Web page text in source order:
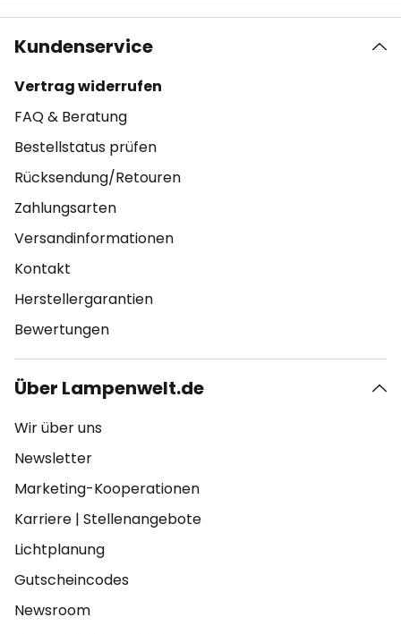
Kundenservice
Vertrag widerrufen
FAQ & Beratung
Bestellstatus prüfen
Rücksendung/Retouren
Zahlungsarten
Versandinformationen
Kontakt
Herstellergarantien
Bewertungen
Über Lampenwelt.de
Wir über uns
Newsletter
Marketing-Kooperationen
Karriere | Stellenangebote
Lichtplanung
Gutscheincodes
Newsroom